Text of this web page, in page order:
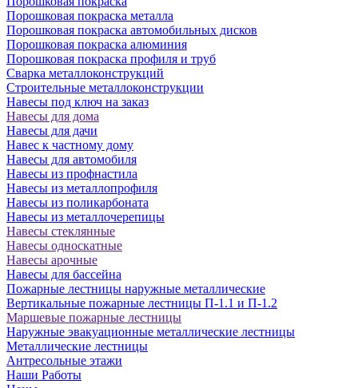
Порошковая покраска металла
Порошковая покраска автомобильных дисков
Порошковая покраска алюминия
Порошковая покраска профиля и труб
Сварка металлоконструкций
Строительные металлоконструкции
Навесы под ключ на заказ
Навесы для дома
Навесы для дачи
Навес к частному дому
Навесы для автомобиля
Навесы из профнастила
Навесы из металлопрофиля
Навесы из поликарбоната
Навесы из металлочерепицы
Навесы стеклянные
Навесы односкатные
Навесы арочные
Навесы для бассейна
Пожарные лестницы наружные металлические
Вертикальные пожарные лестницы П-1.1 и П-1.2
Маршевые пожарные лестницы
Наружные эвакуационные металлические лестницы
Металлические лестницы
Антресольные этажи
Наши Работы